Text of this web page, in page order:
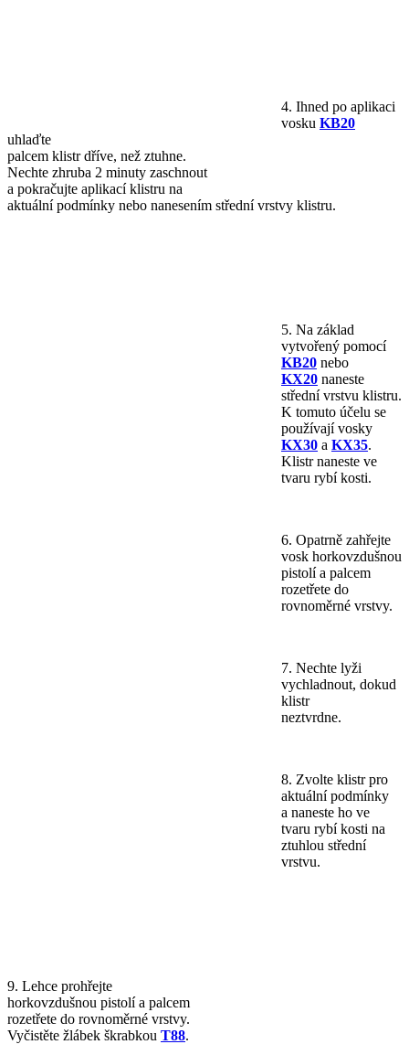
4. Ihned po aplikaci
vosku KB20
uhlaďte
palcem klistr dříve, než ztuhne.
Nechte zhruba 2 minuty zaschnout
a pokračujte aplikací klistru na
aktuální podmínky nebo nanesením střední vrstvy klistru.
5. Na základ
vytvořený pomocí
KB20 nebo
KX20 naneste
střední vrstvu klistru.
K tomuto účelu se
používají vosky
KX30 a KX35.
Klistr naneste ve
tvaru rybí kosti.
6. Opatrně zahřejte
vosk horkovzdušnou
pistolí a palcem
rozetřete do
rovnoměrné vrstvy.
7. Nechte lyži
vychladnout, dokud
klistr
neztvrdne.
8. Zvolte klistr pro
aktuální podmínky
a naneste ho ve
tvaru rybí kosti na
ztuhlou střední
vrstvu.
9. Lehce prohřejte
horkovzdušnou pistolí a palcem
rozetřete do rovnoměrné vrstvy.
Vyčistěte žlábek škrabkou T88.